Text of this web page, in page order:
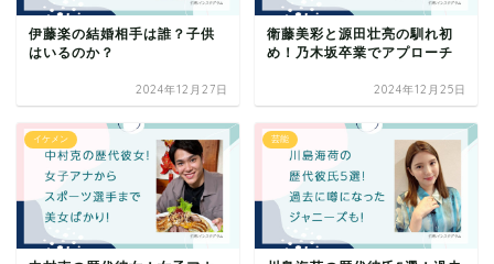
伊藤楽の結婚相手は誰？子供
はいるのか？
2024年12月27日
衛藤美彩と源田壮亮の馴れ初
め！乃木坂卒業でアプローチ
2024年12月25日
イケメン 芸能